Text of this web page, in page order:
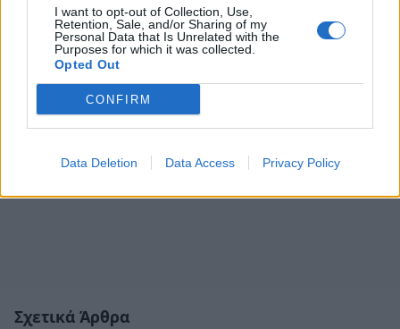
I want to opt-out of Collection, Use,
Retention, Sale, and/or Sharing of my
Personal Data that Is Unrelated with the
Purposes for which it was collected.
Opted Out
CONFIRM
Data Deletion Data Access Privacy Policy
Σχετικά Άρθρα